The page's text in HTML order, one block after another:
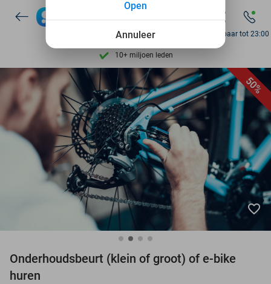
Ontdek 15.000+ deals
7 dagen per week beschikbaar
10+ miljoen leden
9,4 op basis van205.826 reviews
Ontdek 15.000+ deals
7 dagen per week beschikbaar
10+ miljoen leden
Bereikbaar tot 23:00
50%
favorite_border
Onderhoudsbeurt (klein of groot) of e-bike
huren
Annuleer
Open